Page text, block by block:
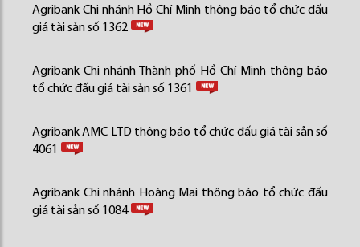
Agribank Chi nhánh Hồ Chí Minh thông báo tổ chức đấu
giá tài sản số 1362
Agribank Chi nhánh Thành phố Hồ Chí Minh thông báo
tổ chức đấu giá tài sản số 1361
Agribank AMC LTD thông báo tổ chức đấu giá tài sản số
4061
Agribank Chi nhánh Hoàng Mai thông báo tổ chức đấu
giá tài sản số 1084